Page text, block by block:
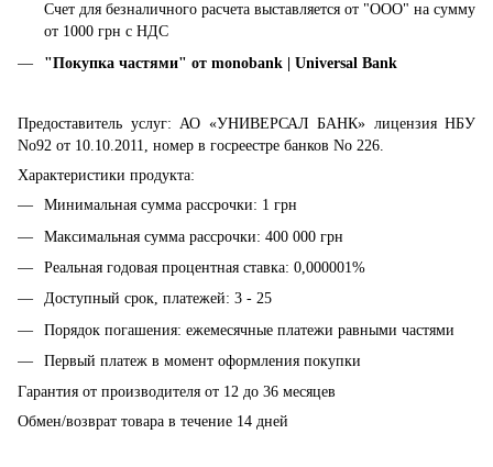
Счет для безналичного расчета выставляется от "ООО" на сумму
от 1000 грн с НДС
"Покупка частями" от monobank | Universal Bank
Предоставитель услуг: АО «УНИВЕРСАЛ БАНК» лицензия НБУ
No92 от 10.10.2011, номер в госреестре банков No 226.
Характеристики продукта:
Минимальная сумма рассрочки: 1 грн
Максимальная сумма рассрочки: 400 000 грн
Реальная годовая процентная ставка: 0,000001%
Доступный срок, платежей: 3 - 25
Порядок погашения: ежемесячные платежи равными частями
Первый платеж в момент оформления покупки
Гарантия от производителя от 12 до 36 месяцев
Обмен/возврат товара в течение 14 дней